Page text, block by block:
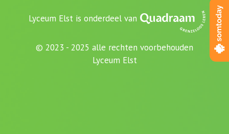
Lyceum Elst is onderdeel van
© 2023 - 2025 alle rechten voorbehouden
Lyceum Elst